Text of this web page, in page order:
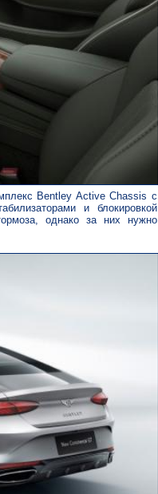
Bentley Active Chassis с
и блокировкой
однако за них нужно